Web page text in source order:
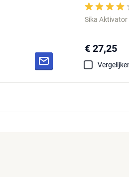
Sika Aktivator
€ 27,25